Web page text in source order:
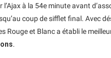
l’Ajax à la 54e minute avant
coup de sifflet final. Avec
Rouge et Blanc a établi le
.